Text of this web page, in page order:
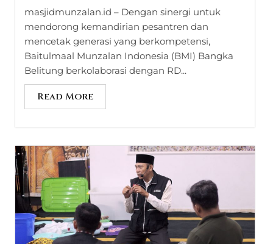
masjidmunzalan.id – Dengan sinergi untuk
mendorong kemandirian pesantren dan
mencetak generasi yang berkompetensi,
Baitulmaal Munzalan Indonesia (BMI) Bangka
Belitung berkolaborasi dengan RD...
Read More